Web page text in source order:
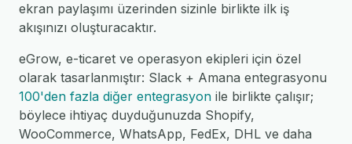
ekran paylaşımı üzerinden sizinle birlikte ilk iş
akışınızı oluşturacaktır.
eGrow, e-ticaret ve operasyon ekipleri için özel
olarak tasarlanmıştır: Slack + Amana entegrasyonu
100'den fazla diğer entegrasyon ile birlikte çalışır;
böylece ihtiyaç duyduğunuzda Shopify,
WooCommerce, WhatsApp, FedEx, DHL ve daha